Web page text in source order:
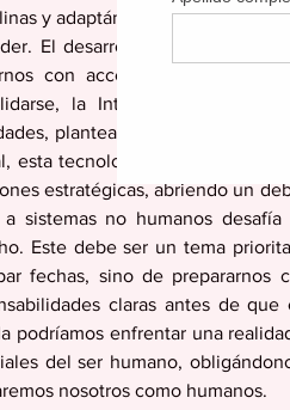
y adaptándose con
El desarrollo de estas
con acceso privilegiado a
la Inteligencia
planteando una pregunta
esta tecnología podría
estratégicas, abriendo un
a sistemas no humanos
Este debe ser un tema
fechas, sino de prepararnos
claras antes de
podríamos enfrentar una
del ser humano,
nosotros como humanos.